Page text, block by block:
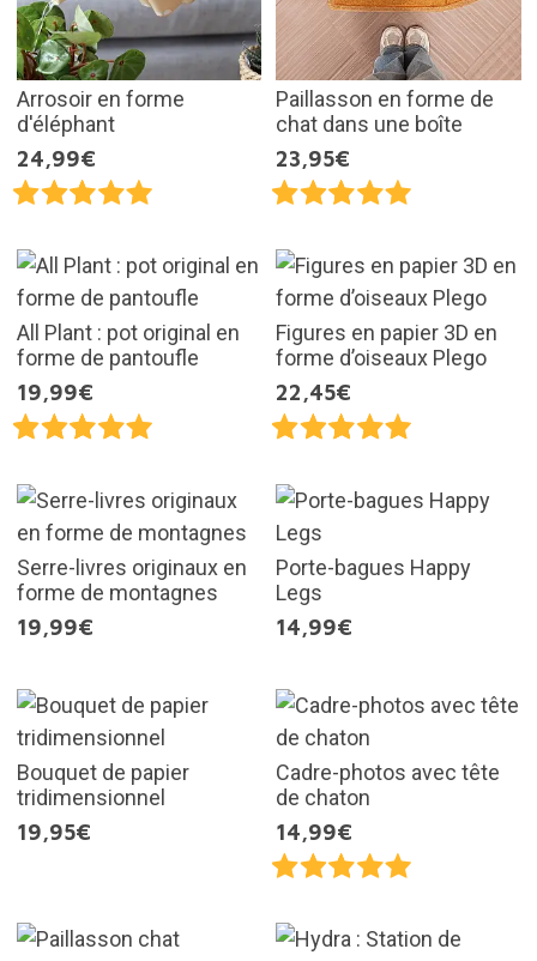
Arrosoir en forme
d'éléphant
24,99€
Paillasson en forme de
chat dans une boîte
23,95€
All Plant : pot original en
forme de pantoufle
19,99€
Figures en papier 3D en
forme d’oiseaux Plego
22,45€
Serre-livres originaux en
forme de montagnes
19,99€
Porte-bagues Happy
Legs
14,99€
Bouquet de papier
tridimensionnel
19,95€
Cadre-photos avec tête
de chaton
14,99€